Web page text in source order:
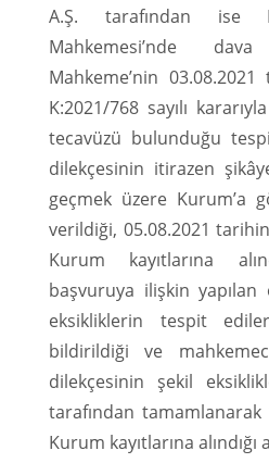
A.Ş. tarafından ise
Mahkemesi’nde
Mahkeme’nin
K:2021/768 sayılı
tecavüzü bulunduğu
dilekçesinin itirazen
geçmek üzere Kurum’a
verildiği, 05.08.2021
Kurum kayıtlarına
başvuruya ilişkin
eksikliklerin tespit
bildirildiği ve
dilekçesinin şekil
tarafından
Kurum kayıtlarına alındığı